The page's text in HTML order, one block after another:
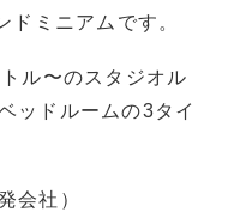
ドミニアムです。
ル〜のスタジオル
ッドルームの3タイ
会社）